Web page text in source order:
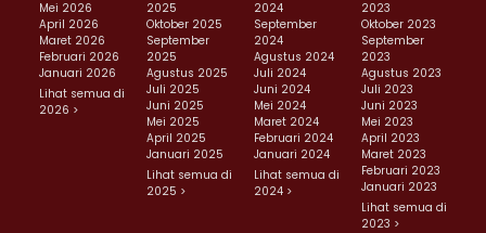
Mei 2026
April 2026
Maret 2026
Februari 2026
Januari 2026
Lihat semua di
2026 >
2025
Oktober 2025
September
2025
Agustus 2025
Juli 2025
Juni 2025
Mei 2025
April 2025
Januari 2025
Lihat semua di
2025 >
2024
September
2024
Agustus 2024
Juli 2024
Juni 2024
Mei 2024
Maret 2024
Februari 2024
Januari 2024
Lihat semua di
2024 >
2023
Oktober 2023
September
2023
Agustus 2023
Juli 2023
Juni 2023
Mei 2023
April 2023
Maret 2023
Februari 2023
Januari 2023
Lihat semua di
2023 >